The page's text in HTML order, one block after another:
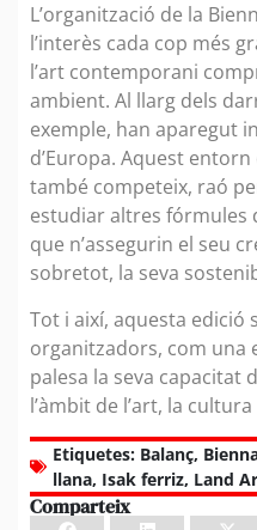
L’organització de la
l’interès cada cop més
l’art contemporani
ambient. Al llarg dels
exemple, han aparegut
d’Europa. Aquest
també competeix, raó
estudiar altres fórmules
que n’assegurin el seu
sobretot, la seva
Tot i així, aquesta edició
organitzadors, com una
palesa la seva capacitat
l’àmbit de l’art, la
Etiquetes: Balanç,
llana, Isak ferriz, Land
Comparteix